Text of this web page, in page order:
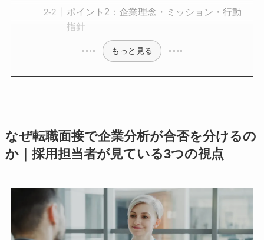
ポイント2：企業理念・ミッション・行動
指針
もっと見る
なぜ転職面接で企業分析が合否を分けるの
か｜採用担当者が見ている3つの視点